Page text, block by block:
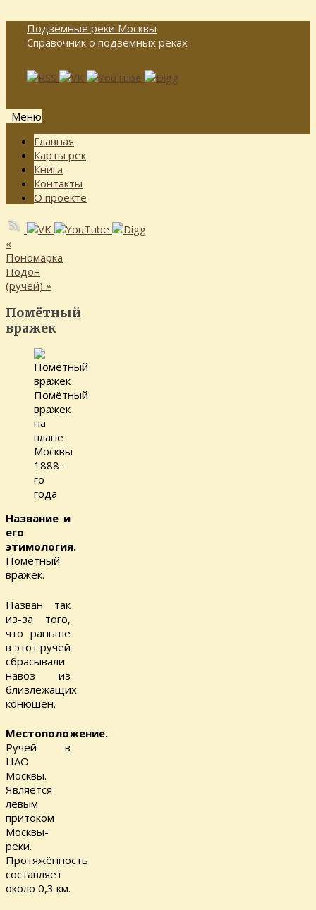
Подземные реки Москвы
Справочник о подземных реках
Меню
Перейти
содержимому
Главная
Карты рек
Книга
Контакты
О проекте
«
Пономарка
Подон
(ручей) »
Помётный
вражек
Помётный
вражек
на
плане
Москвы
1888-
го
года
Название и
его
этимология.
Помётный
вражек.
Назван так
из-за того,
что раньше
в этот ручей
сбрасывали
навоз из
близлежащих
конюшен.
Местоположение.
Ручей в
ЦАО
Москвы.
Является
левым
притоком
Москвы-
реки.
Протяжённость
составляет
около 0,3 км.